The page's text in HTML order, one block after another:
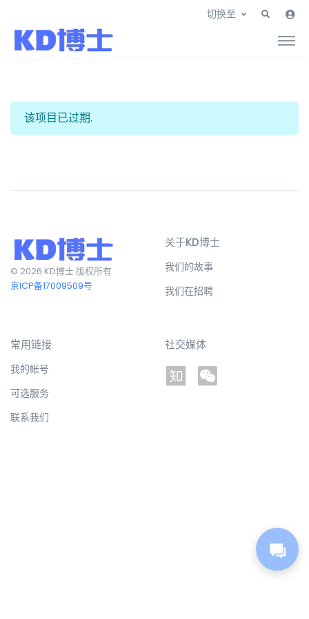
切换至
该项目已过期.
© 2026 KD博士 版权所有
京ICP备17009509号
关于KD博士
我们的故事
我们在招聘
常用链接
我的帐号
可选服务
联系我们
社交媒体